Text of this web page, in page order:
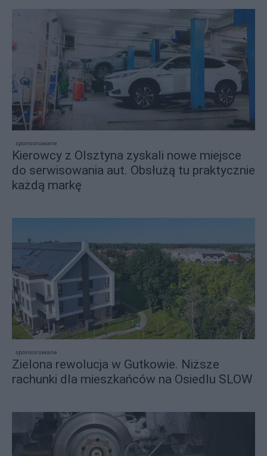
sponsorowane
Kierowcy z Olsztyna zyskali nowe miejsce
do serwisowania aut. Obsłużą tu praktycznie
każdą markę
sponsorowane
Zielona rewolucja w Gutkowie. Niższe
rachunki dla mieszkańców na Osiedlu SLOW